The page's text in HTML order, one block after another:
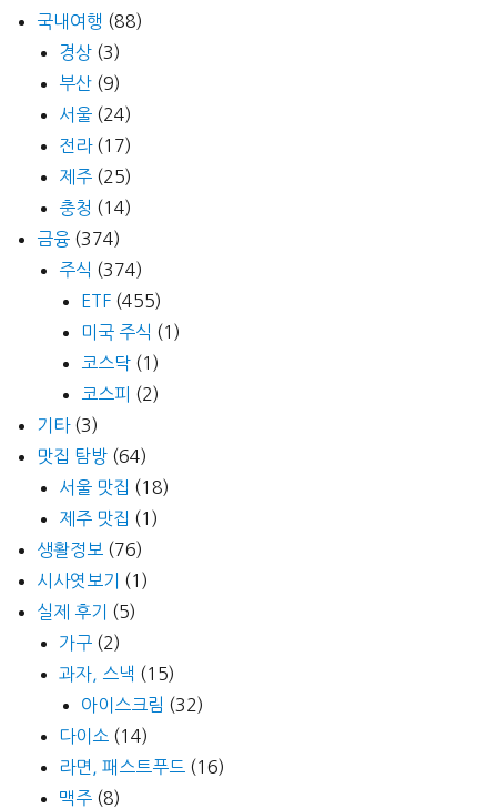
국내여행 (88)
경상 (3)
부산 (9)
서울 (24)
전라(17)
제주 (25)
충청 (14)
금융 (374)
주식 (374)
ETF (455)
미국 주식 (1)
코스닥 (1)
코스피 (2)
기타(3)
맛집 탐방 (64)
서울 맛집 (18)
제주 맛집 (1)
생활정보 (76)
시사엿보기
(1)
실제 후기
(5)
가구 (2)
과자, 스낵 (15)
아이스크림 (32)
다이소 (14)
라면, 패스트푸드 (16)
맥주 (8)